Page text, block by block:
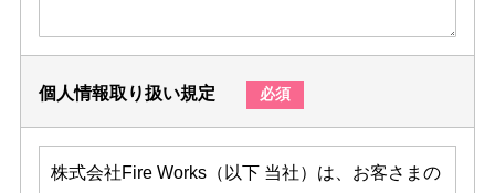
個人情報取り扱い規定 必須
株式会社Fire Works（以下 当社）は、お客さまの